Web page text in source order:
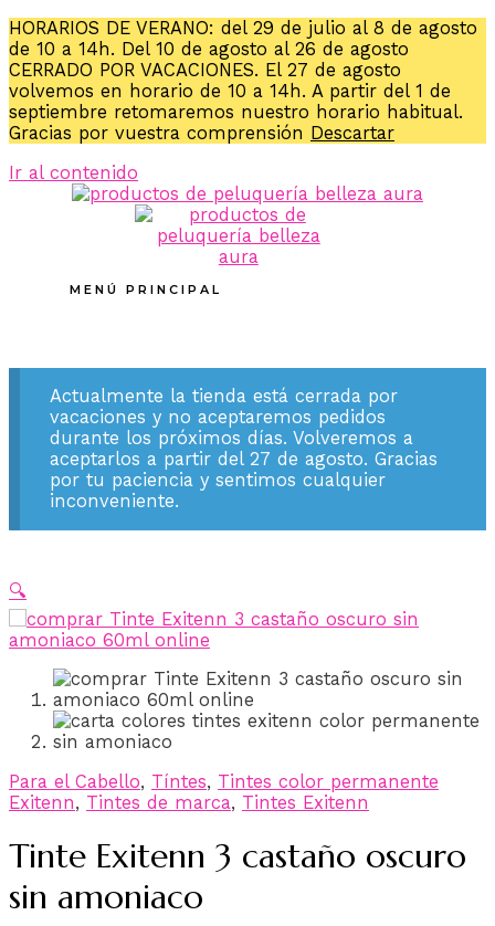
HORARIOS DE VERANO: del 29 de julio al 8 de agosto
de 10 a 14h. Del 10 de agosto al 26 de agosto
CERRADO POR VACACIONES. El 27 de agosto
volvemos en horario de 10 a 14h. A partir del 1 de
septiembre retomaremos nuestro horario habitual.
Gracias por vuestra comprensión Descartar
Ir al contenido
MENÚ PRINCIPAL
Actualmente la tienda está cerrada por
vacaciones y no aceptaremos pedidos
durante los próximos días. Volveremos a
aceptarlos a partir del 27 de agosto. Gracias
por tu paciencia y sentimos cualquier
inconveniente.
🔍
Para el Cabello, Tíntes, Tintes color permanente
Exitenn, Tintes de marca, Tintes Exitenn
Tinte Exitenn 3 castaño oscuro
sin amoniaco